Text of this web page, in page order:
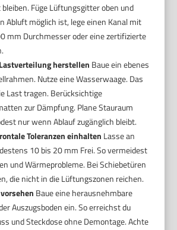
Füge Lüftungsgitter oben und
Abluft möglich ist, lege einen Kanal mit
mm Durchmesser oder eine zertifizierte
herstellen Baue ein ebenes
Nutze eine Wasserwaage. Das
Last tragen. Berücksichtige
zur Dämpfung. Plane Stauraum
nur wenn Ablauf zugänglich bleibt.
Toleranzen einhalten Lasse an
10 bis 20 mm Frei. So vermeidest
und Wärmeprobleme. Bei Schiebetüren
die nicht in die Lüftungszonen reichen.
Baue eine herausnehmbare
Auszugsboden ein. So erreichst du
und Steckdose ohne Demontage. Achte